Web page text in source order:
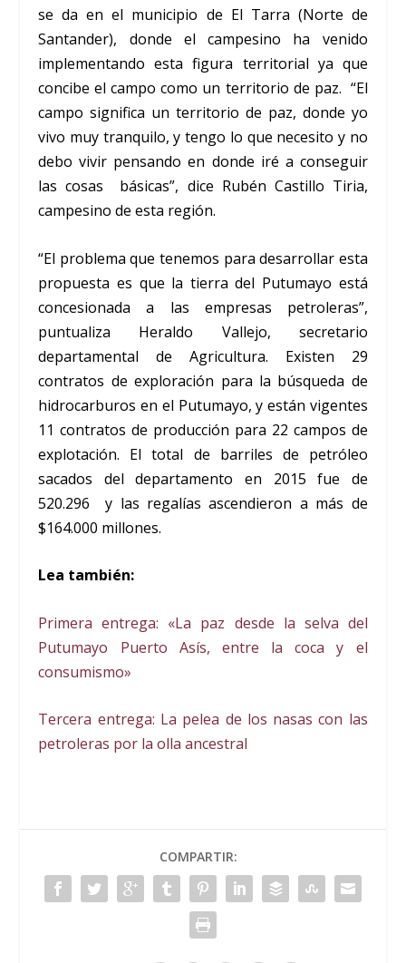
se da en el municipio de El Tarra (Norte de
Santander), donde el campesino ha venido
implementando esta figura territorial ya que
concibe el campo como un territorio de paz. “El
campo significa un territorio de paz, donde yo
vivo muy tranquilo, y tengo lo que necesito y no
debo vivir pensando en donde iré a conseguir
las cosas básicas”, dice Rubén Castillo Tiria,
campesino de esta región.
“El problema que tenemos para desarrollar esta
propuesta es que la tierra del Putumayo está
concesionada a las empresas petroleras”,
puntualiza Heraldo Vallejo, secretario
departamental de Agricultura. Existen 29
contratos de exploración para la búsqueda de
hidrocarburos en el Putumayo, y están vigentes
11 contratos de producción para 22 campos de
explotación. El total de barriles de petróleo
sacados del departamento en 2015 fue de
520.296 y las regalías ascendieron a más de
$164.000 millones.
Lea también:
Primera entrega: «La paz desde la selva del
Putumayo Puerto Asís, entre la coca y el
consumismo»
Tercera entrega: La pelea de los nasas con las
petroleras por la olla ancestral
COMPARTIR: